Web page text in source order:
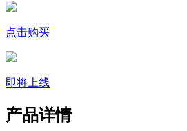
点击购买
即将上线
产品详情